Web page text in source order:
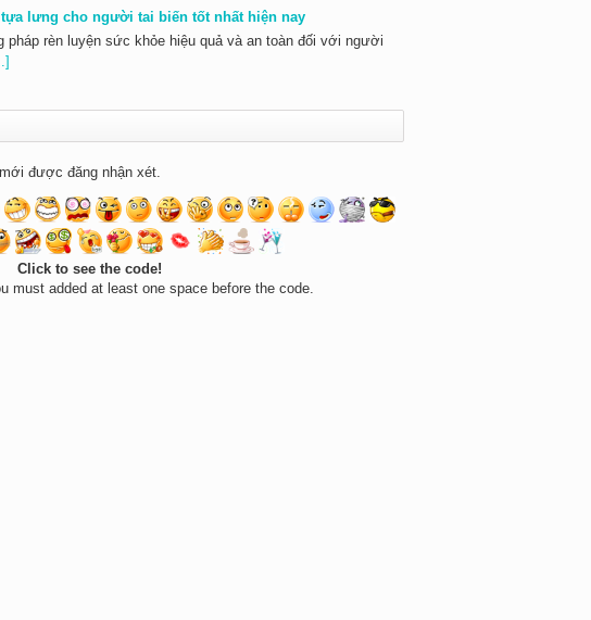
lưng cho người tai biến tốt nhất hiện nay
pháp rèn luyện sức khỏe hiệu quả và an toàn đối với người
được đăng nhận xét.
Click to see the code!
must added at least one space before the code.